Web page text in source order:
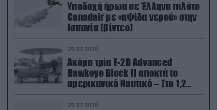
Υποδοχή ήρωα σε Έλληνα πιλότο
Canadair με «αψίδα νερού» στην
Ισπανία (βίντεο)
29.07.2026
Ακόμα τρία E-2D Advanced
Hawkeye Block II αποκτά το
αμερικανικό Ναυτικό – Στο 1,2
δισ.δολάρια το κόστος
29.07.2026